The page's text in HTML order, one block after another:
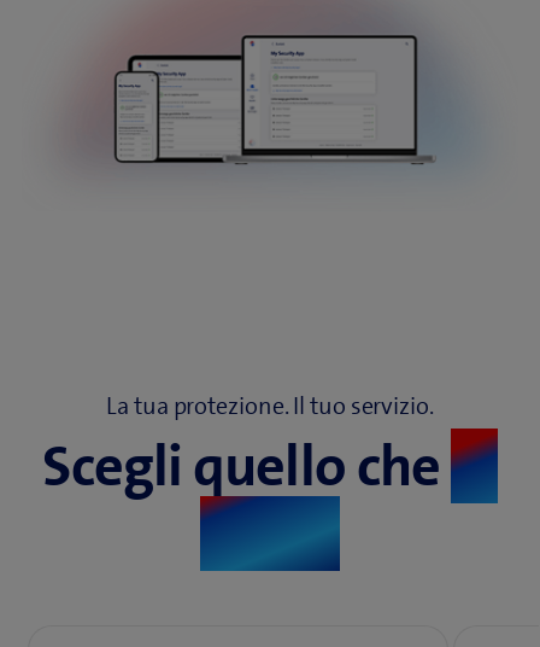
La tua protezione. Il tuo servizio.
Scegli quello chefa
per te